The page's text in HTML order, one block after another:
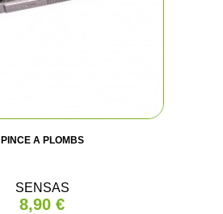
PINCE A PLOMBS
SENSAS
8,90 €